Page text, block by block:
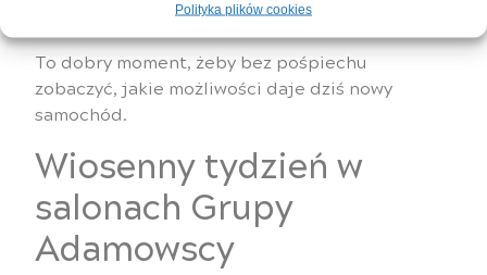
Polityka plików cookies
To dobry moment, żeby bez pośpiechu
zobaczyć, jakie możliwości daje dziś nowy
samochód.
Wiosenny tydzień w
salonach Grupy
Adamowscy